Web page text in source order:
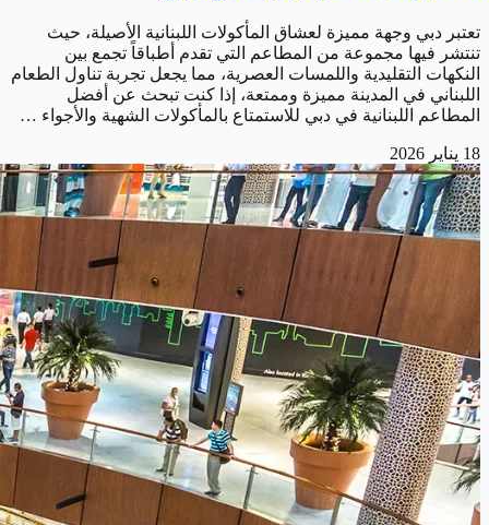
تعتبر دبي وجهة مميزة لعشاق المأكولات اللبنانية الأصيلة، حيث
تنتشر فيها مجموعة من المطاعم التي تقدم أطباقاً تجمع بين
النكهات التقليدية واللمسات العصرية، مما يجعل تجربة تناول الطعام
اللبناني في المدينة مميزة وممتعة، إذا كنت تبحث عن أفضل
المطاعم اللبنانية في دبي للاستمتاع بالمأكولات الشهية والأجواء …
18 يناير 2026